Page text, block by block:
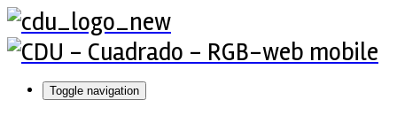
Toggle navigation